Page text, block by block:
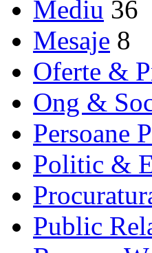
Mediu 36
Mesaje 8
Oferte &
Ong &
Persoane
Politic &
Public